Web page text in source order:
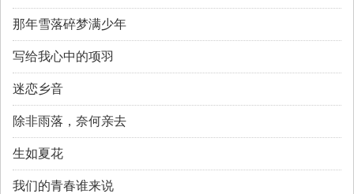
那年雪落碎梦满少年
写给我心中的项羽
迷恋乡音
除非雨落，奈何亲去
生如夏花
我们的青春谁来说